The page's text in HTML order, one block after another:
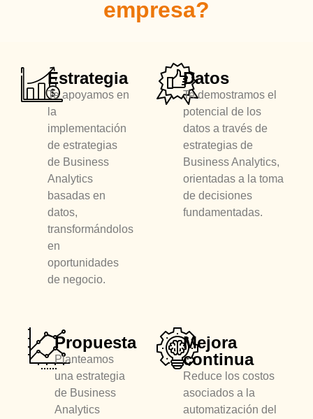
empresa?
Estrategia
Te apoyamos en
la
implementación
de estrategias
de Business
Analytics
basadas en
datos,
transformándolos
en
oportunidades
de negocio.
Datos
Te demostramos el
potencial de los
datos a través de
estrategias de
Business Analytics,
orientadas a la toma
de decisiones
fundamentadas.
Propuesta
Planteamos
una estrategia
de Business
Analytics
Mejora
continua
Reduce los costos
asociados a la
automatización del